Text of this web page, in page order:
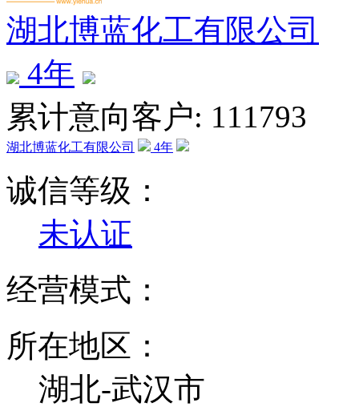
湖北博蓝化工有限公司
4年
累计意向客户: 111793
湖北博蓝化工有限公司 4年
诚信等级：
未认证
经营模式：
所在地区：
湖北-武汉市